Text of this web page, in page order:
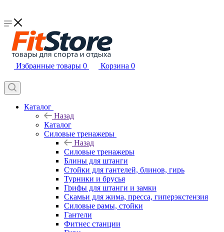
Избранные товары 0 Корзина 0
Каталог
Назад
Каталог
Силовые тренажеры
Назад
Силовые тренажеры
Блины для штанги
Стойки для гантелей, блинов, гирь
Турники и брусья
Грифы для штанги и замки
Скамьи для жима, пресса, гиперэкстензия
Силовые рамы, стойки
Гантели
Фитнес станции